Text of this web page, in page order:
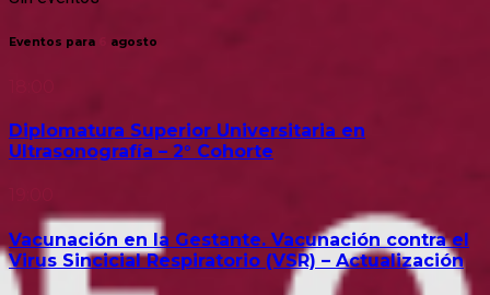
Eventos para agosto
Diplomatura Superior Universitaria en
Ultrasonografía – 2° Cohorte
Vacunación en la Gestante. Vacunación contra el
Virus Sincicial Respiratorio (VSR) – Actualización